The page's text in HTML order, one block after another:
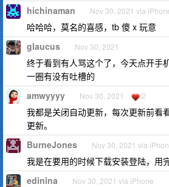
hichinaman Nov 30, 2021 via
哈哈哈，莫名的喜感，tb 傻 x 玩意
glaucus Nov 30, 2021
终于看到有人骂这个了，今天点开手
一圈有没有吐槽的
amwyyyy Nov 30, 2021 2
我都是关闭自动更新，每次更新前看
更新。
BurneJones Nov 30, 2021 via
我是在要用的时候下载安装登陆，用
edinina Nov 30, 2021 via iPhone